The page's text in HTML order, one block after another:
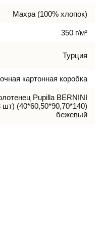
Махра (100% хлопок)
350 г/м²
Турция
картонная коробка
Pupilla BERNINI
шт) (40*60,50*90,70*140)
бежевый